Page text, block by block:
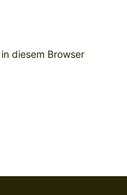
diesem Browser